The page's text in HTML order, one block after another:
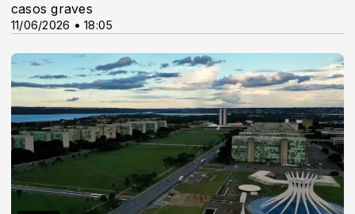
11/06/2026 • 18:05
casos graves